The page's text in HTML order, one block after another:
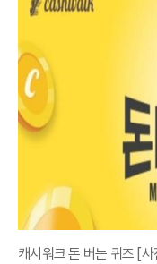
캐시워크 돈 버는 퀴즈 [